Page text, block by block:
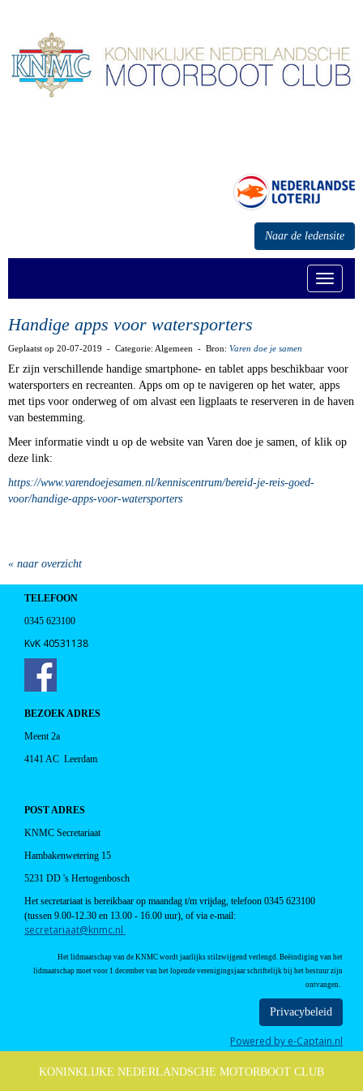
Naar de ledensite
Toggle
Handige apps voor watersporters
Geplaatst op 20-07-2019 - Categorie: Algemeen - Bron: Varen doe je samen
Er zijn verschillende handige smartphone- en tablet apps beschikbaar voor
watersporters en recreanten. Apps om op te navigeren op het water, apps
met tips voor onderweg of om alvast een ligplaats te reserveren in de haven
van bestemming.
Meer informatie vindt u op de website van Varen doe je samen, of klik op
deze link:
https://www.varendoejesamen.nl/kenniscentrum/bereid-je-reis-goed-
voor/handige-apps-voor-watersporters
« naar overzicht
TELEFOON
0345 623100
KvK 40531138
BEZOEK ADRES
Meent 2a
4141 AC Leerdam
POST ADRES
KNMC Secretariaat
Hambakenwetering 15
5231 DD 's Hertogenbosch
Het secretariaat is bereikbaar op maandag t/m vrijdag, telefoon 0345 623100
(tussen 9.00-12.30 en 13.00 - 16.00 uur), of via e-mail:
taairaterces@knmc.nl
Het lidmaatschap van de KNMC wordt jaarlijks stilzwijgend verlengd. Beëindiging van het
lidmaatschap moet voor 1 december van het lopende verenigingsjaar schriftelijk bij het bestuur zijn
ontvangen.
Privacybeleid
Powered by e-Captain.nl
KONINKLIJKE NEDERLANDSCHE MOTORBOOT CLUB